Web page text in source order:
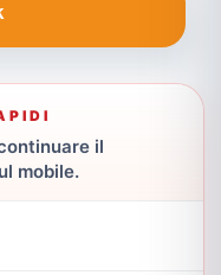
il
mobile.